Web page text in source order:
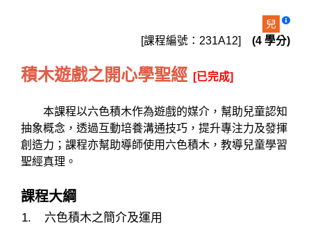
[課程編號：231A12] (4 學分)
積木遊戲之開心學聖經 [已完成]
本課程以六色積木作為遊戲的媒介，幫助兒童認知
抽象概念，透過互動培養溝通技巧，提升專注力及發揮
創造力；課程亦幫助導師使用六色積木，教導兒童學習
聖經真理。
課程大綱
六色積木之簡介及運用